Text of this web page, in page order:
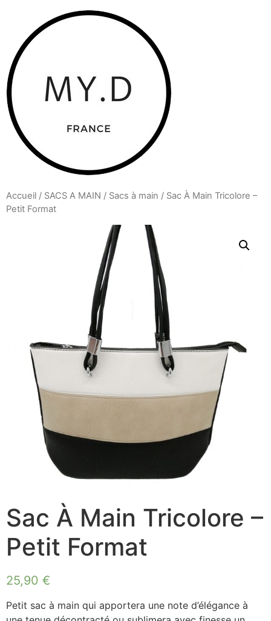
contenu
Accueil / SACS A MAIN / Sacs à main / Sac À Main Tricolore –
Petit Format
Sac À Main Tricolore –
Petit Format
25,90 €
Petit sac à main qui apportera une note d’élégance à